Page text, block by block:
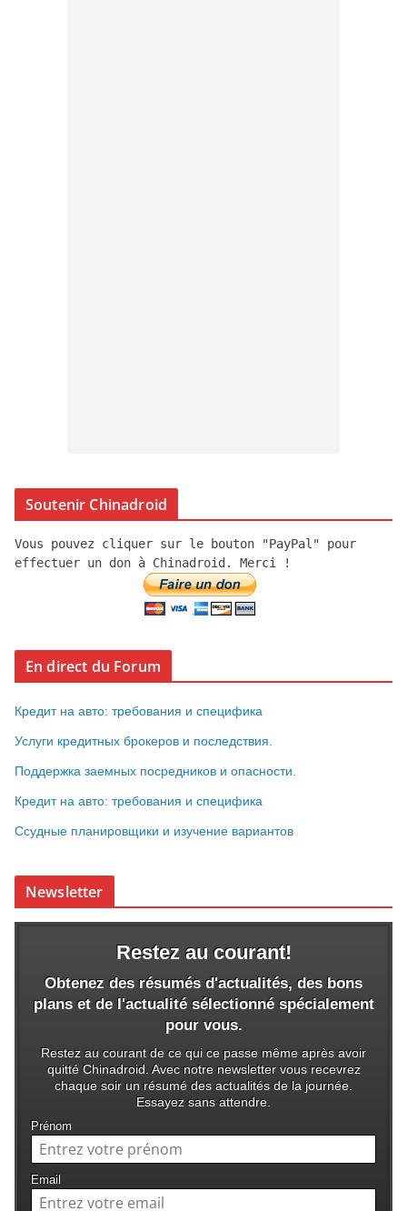
Soutenir Chinadroid
Vous pouvez cliquer sur le bouton "PayPal" pour
effectuer un don à Chinadroid. Merci !
En direct du Forum
Кредит на авто: требования и специфика
Услуги кредитных брокеров и последствия.
Поддержка заемных посредников и опасности.
Кредит на авто: требования и специфика
Ссудные планировщики и изучение вариантов
Newsletter
Restez au courant!
Obtenez des résumés d'actualités, des bons
plans et de l'actualité sélectionné spécialement
pour vous.
Restez au courant de ce qui ce passe même après avoir
quitté Chinadroid. Avec notre newsletter vous recevrez
chaque soir un résumé des actualités de la journée.
Essayez sans attendre.
Prénom
Email